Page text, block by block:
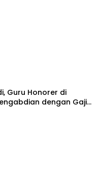
Guru Honorer di
dengan Gaji